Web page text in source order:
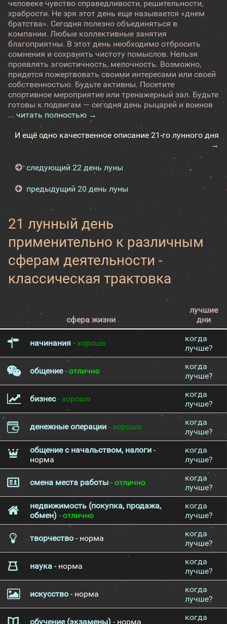
человеке чувство справедливости, решительности,
храбрости. Не зря этот день еще называется «днем
братства». Сегодня полезно объединяться в
компании. Любые коллективные занятия
благоприятны. В этот день необходимо отбросить
сомнения и сохранять чистоту помыслов. Нельзя
проявлять эгоистичность, мелочность. Возможно,
придется пожертвовать своими интересами или своей
собственностью. Будьте активны. Посетите
спортивное мероприятие или тренажерный зал. Будьте
готовы к подвигам — сегодня день рыцарей и воинов
... читать полностью →
И ещё одно качественное описание 21-го лунного дня
→
следующий 22 день луны
предыдущий 20 день луны
21 лунный день
применительно к различным
сферам деятельности -
классическая трактовка
сфера жизни
лучшие
дни
начинания - хорошо
когда
лучше?
общение- отлично
когда
лучше?
бизнес- хорошо
когда
лучше?
денежные операции - хорошо
когда
лучше?
общение с начальством, налоги -
норма
когда
лучше?
смена места работы - отлично
когда
лучше?
недвижимость (покупка, продажа,
обмен) - отлично
когда
лучше?
творчество - норма
когда
лучше?
наука - норма
когда
лучше?
искусство - норма
когда
лучше?
обучение (экзамены) - норма
когда